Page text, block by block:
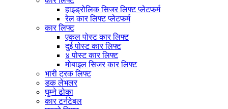
हाइड्रोलिक सिजर लिफ्ट प्लेटफर्म
रेल कार लिफ्ट प्लेटफर्म
कार लिफ्ट
एकल पोस्ट कार लिफ्ट
दुई पोस्ट कार लिफ्ट
४ पोस्ट कार लिफ्ट
मोबाइल सिजर कार लिफ्ट
भारी ट्रक लिफ्ट
डक लेभलर
घुम्ने ढोका
कार टर्नटेबल